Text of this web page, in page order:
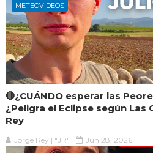
METEOVÍDEOS
🔴¿CUÁNDO esperar las
¿Peligra el Eclipse según Las
Rey
Jorge Rey | "JR" Jun 28, 2026